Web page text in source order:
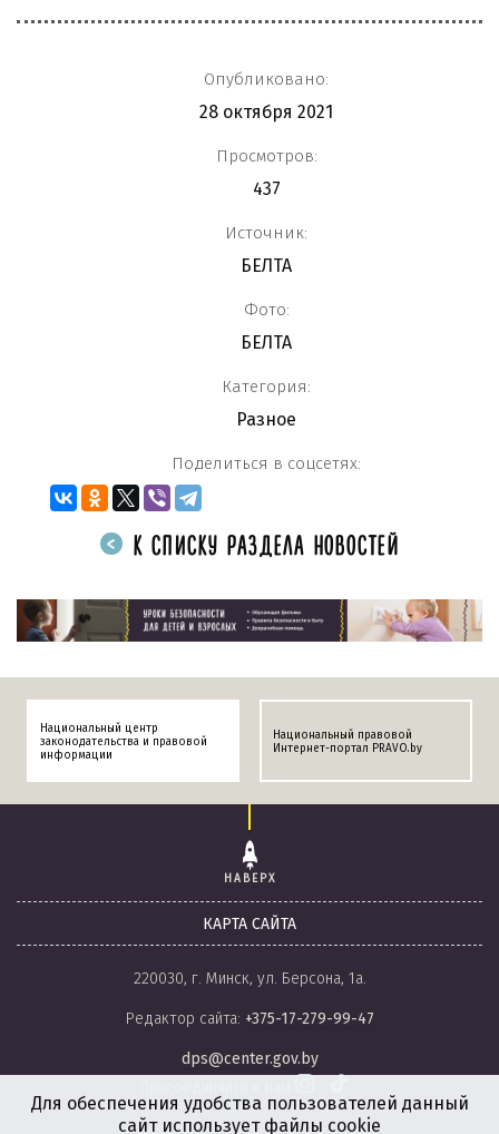
Опубликовано:
28 октября 2021
Просмотров:
437
Источник:
БЕЛТА
Фото:
БЕЛТА
Категория:
Разное
Поделиться в соцсетях:
К СПИСКУ РАЗДЕЛА НОВОСТЕЙ
Национальный центр
законодательства и правовой
информации
Национальный правовой
Интернет-портал PRAVO.by
НАВЕРХ
КАРТА САЙТА
220030, г. Минск, ул. Берсона, 1а.
Редактор сайта: +375-17-279-99-47
dps@center.gov.by
Для обеспечения удобства пользователей данный
сайт использует файлы cookie